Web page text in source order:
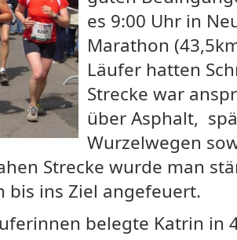
es 9:00 Uhr in
Marathon
Läufer hatten
Strecke war
über Asphalt,
Wurzelwegen
Strecke wurde man
bis ins Ziel angefeuert.
belegte Katrin in